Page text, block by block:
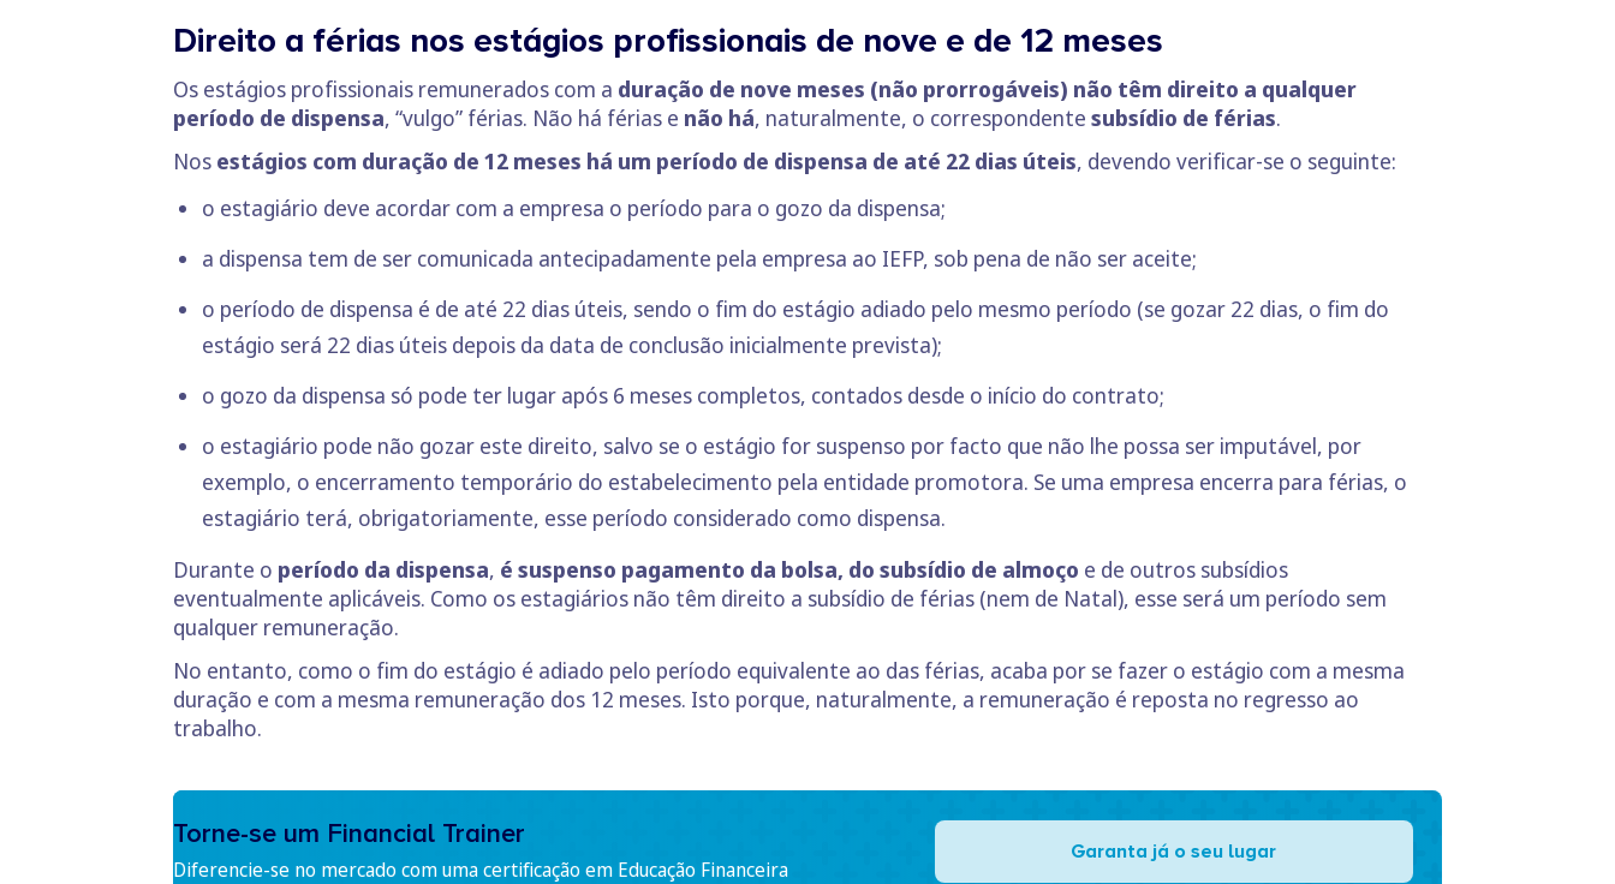
Direito a férias nos estágios profissionais de nove e de 12 meses
Os estágios profissionais remunerados com a duração de nove meses (não prorrogáveis) não têm direito a qualquer
período de dispensa, “vulgo” férias. Não há férias e não há, naturalmente, o correspondente subsídio de férias.
Nos estágios com duração de 12 meses há um período de dispensa de até 22 dias úteis, devendo verificar-se o seguinte:
o estagiário deve acordar com a empresa o período para o gozo da dispensa;
a dispensa tem de ser comunicada antecipadamente pela empresa ao IEFP, sob pena de não ser aceite;
o período de dispensa é de até 22 dias úteis, sendo o fim do estágio adiado pelo mesmo período (se gozar 22 dias, o fim do
estágio será 22 dias úteis depois da data de conclusão inicialmente prevista);
o gozo da dispensa só pode ter lugar após 6 meses completos, contados desde o início do contrato;
o estagiário pode não gozar este direito, salvo se o estágio for suspenso por facto que não lhe possa ser imputável, por
exemplo, o encerramento temporário do estabelecimento pela entidade promotora. Se uma empresa encerra para férias, o
estagiário terá, obrigatoriamente, esse período considerado como dispensa.
Durante o período da dispensa, é suspenso pagamento da bolsa, do subsídio de almoço e de outros subsídios
eventualmente aplicáveis. Como os estagiários não têm direito a subsídio de férias (nem de Natal), esse será um período sem
qualquer remuneração.
No entanto, como o fim do estágio é adiado pelo período equivalente ao das férias, acaba por se fazer o estágio com a mesma
duração e com a mesma remuneração dos 12 meses. Isto porque, naturalmente, a remuneração é reposta no regresso ao
trabalho.
Torne-se um Financial Trainer
Diferencie-se no mercado com uma certificação em Educação Financeira
Garanta já o seu lugar